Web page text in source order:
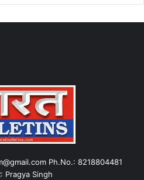
Ph.No.: 8218804481
Pragya Singh